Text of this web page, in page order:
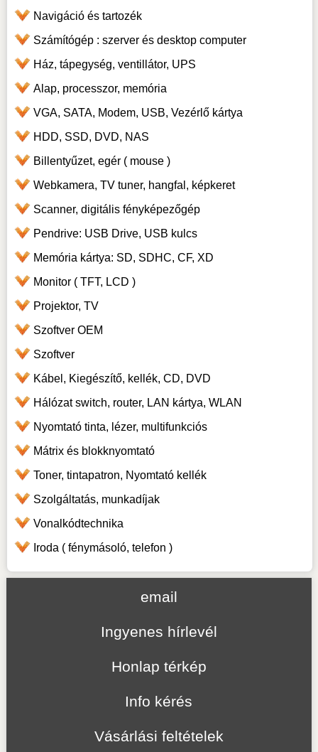
Navigáció és tartozék
Számítógép : szerver és desktop computer
Ház, tápegység, ventillátor, UPS
Alap, processzor, memória
VGA, SATA, Modem, USB, Vezérlő kártya
HDD, SSD, DVD, NAS
Billentyűzet, egér ( mouse )
Webkamera, TV tuner, hangfal, képkeret
Scanner, digitális fényképezőgép
Pendrive: USB Drive, USB kulcs
Memória kártya: SD, SDHC, CF, XD
Monitor ( TFT, LCD )
Projektor, TV
Szoftver OEM
Szoftver
Kábel, Kiegészítő, kellék, CD, DVD
Hálózat switch, router, LAN kártya, WLAN
Nyomtató tinta, lézer, multifunkciós
Mátrix és blokknyomtató
Toner, tintapatron, Nyomtató kellék
Szolgáltatás, munkadíjak
Vonalkódtechnika
Iroda ( fénymásoló, telefon )
email
Ingyenes hírlevél
Honlap térkép
Info kérés
Vásárlási feltételek